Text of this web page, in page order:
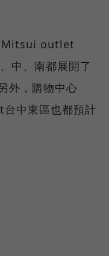
Mitsui outlet
中、南都展開了
外，購物中心
中東區也都預計